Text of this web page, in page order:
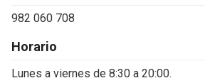
982 060 708
Horario
Lunes a viernes de 8:30 a 20:00.